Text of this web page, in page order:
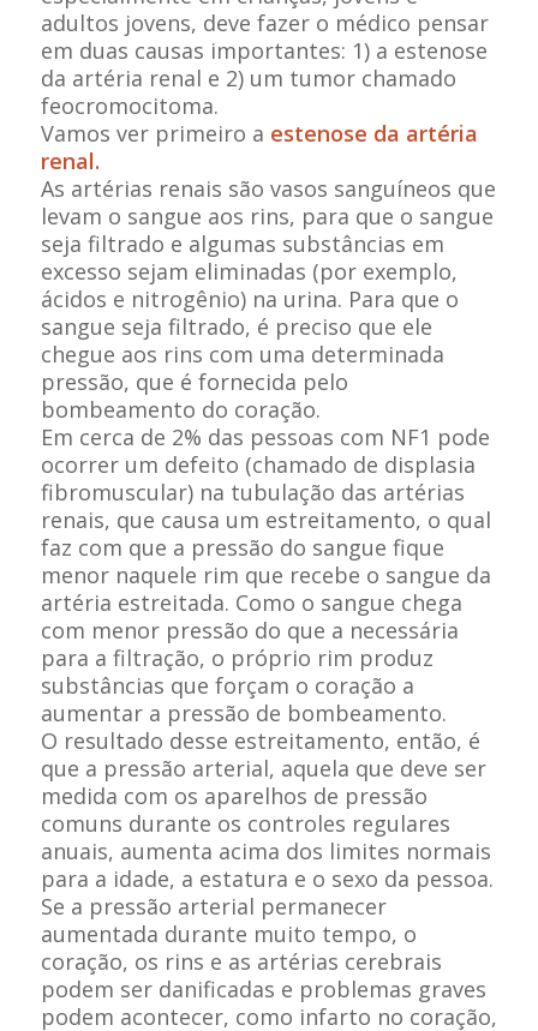
adultos jovens, deve fazer o médico pensar
em duas causas importantes: 1) a estenose
da artéria renal e 2) um tumor chamado
feocromocitoma.
Vamos ver primeiro a estenose da artéria
renal.
As artérias renais são vasos sanguíneos que
levam o sangue aos rins, para que o sangue
seja filtrado e algumas substâncias em
excesso sejam eliminadas (por exemplo,
ácidos e nitrogênio) na urina. Para que o
sangue seja filtrado, é preciso que ele
chegue aos rins com uma determinada
pressão, que é fornecida pelo
bombeamento do coração.
Em cerca de 2% das pessoas com NF1 pode
ocorrer um defeito (chamado de displasia
fibromuscular) na tubulação das artérias
renais, que causa um estreitamento, o qual
faz com que a pressão do sangue fique
menor naquele rim que recebe o sangue da
artéria estreitada. Como o sangue chega
com menor pressão do que a necessária
para a filtração, o próprio rim produz
substâncias que forçam o coração a
aumentar a pressão de bombeamento.
O resultado desse estreitamento, então, é
que a pressão arterial, aquela que deve ser
medida com os aparelhos de pressão
comuns durante os controles regulares
anuais, aumenta acima dos limites normais
para a idade, a estatura e o sexo da pessoa.
Se a pressão arterial permanecer
aumentada durante muito tempo, o
coração, os rins e as artérias cerebrais
podem ser danificadas e problemas graves
podem acontecer, como infarto no coração,